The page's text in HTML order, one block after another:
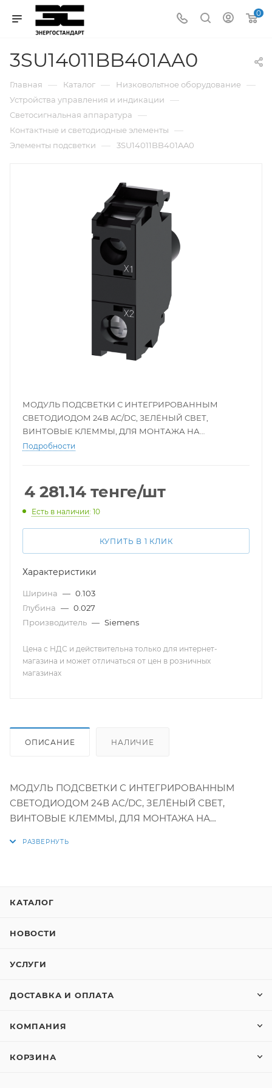
0
3SU14011BB401AA0
Главная — Каталог — Низковольтное оборудование —
Устройства управления и индикации —
Светосигнальная аппаратура —
Контактные и светодиодные элементы —
Элементы подсветки — 3SU14011BB401AA0
МОДУЛЬ ПОДСВЕТКИ С ИНТЕГРИРОВАННЫМ
СВЕТОДИОДОМ 24В AC/DC, ЗЕЛЁНЫЙ СВЕТ,
ВИНТОВЫЕ КЛЕММЫ, ДЛЯ МОНТАЖА НА
ДЕРЖАТЕЛЕ АКТУАТОРА
Подробности
4 281.14 тенге/шт
Есть в наличии: 10
КУПИТЬ В 1 КЛИК
Характеристики
Ширина — 0.103
Глубина — 0.027
Производитель — Siemens
Цена с НДС и действительна только для интернет-
магазина и может отличаться от цен в розничных
магазинах
ОПИСАНИЕ НАЛИЧИЕ
МОДУЛЬ ПОДСВЕТКИ С ИНТЕГРИРОВАННЫМ
СВЕТОДИОДОМ 24В AC/DC, ЗЕЛЁНЫЙ СВЕТ,
ВИНТОВЫЕ КЛЕММЫ, ДЛЯ МОНТАЖА НА
КАТАЛОГ
НОВОСТИ
УСЛУГИ
ДОСТАВКА И ОПЛАТА
КОМПАНИЯ
КОРЗИНА